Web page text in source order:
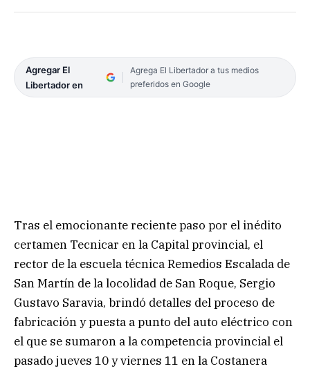
Agregar El
Libertador en
Agrega El Libertador a tus medios
preferidos en Google
Tras el emocionante reciente paso por el inédito
certamen Tecnicar en la Capital provincial, el
rector de la escuela técnica Remedios Escalada de
San Martín de la locolidad de San Roque, Sergio
Gustavo Saravia, brindó detalles del proceso de
fabricación y puesta a punto del auto eléctrico con
el que se sumaron a la competencia provincial el
pasado jueves 10 y viernes 11 en la Costanera